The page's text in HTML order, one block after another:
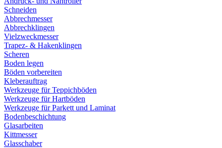
Schneiden
Abbrechmesser
Abbrechklingen
Vielzweckmesser
Trapez- & Hakenklingen
Scheren
Boden legen
Böden vorbereiten
Kleberauftrag
Werkzeuge für Teppichböden
Werkzeuge für Hartböden
Werkzeuge für Parkett und Laminat
Bodenbeschichtung
Glasarbeiten
Kittmesser
Glasschaber